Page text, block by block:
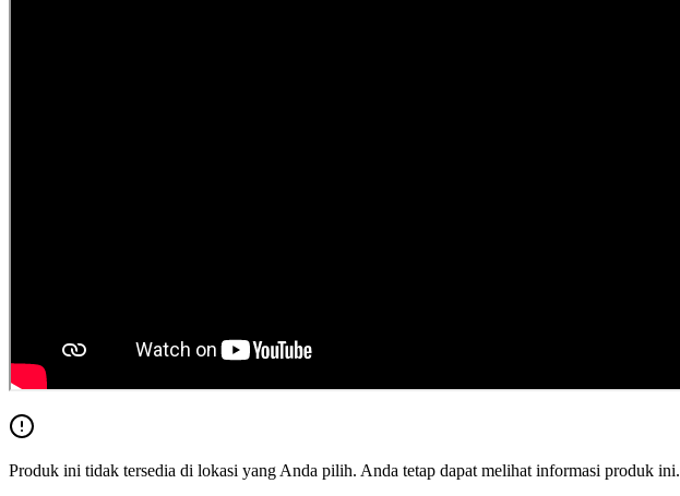
Produk ini tidak tersedia di lokasi yang Anda pilih. Anda tetap dapat melihat informasi produk ini.